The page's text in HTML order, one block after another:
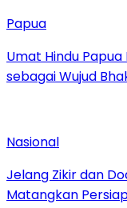
Papua
Umat Hindu
sebagai Wujud
Nasional
Jelang Zikir dan
Matangkan